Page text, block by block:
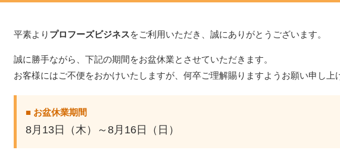
平素より プロフーズビジネスをご利用いただき、誠にありがとうございます。
誠に勝手ながら、下記の期間をお盆休業とさせていただきます。
お客様にはご不便をおかけいたしますが、何卒ご理解賜りますようお願い申し上
■ お盆休業期間
8月13日（木）～8月16日（日）